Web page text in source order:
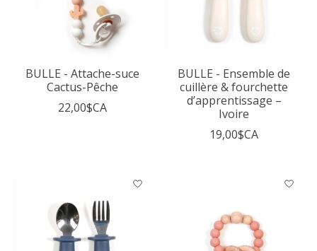
BULLE - Attache-suce
Cactus-Pêche
22,00$CA
BULLE - Ensemble de
cuillère & fourchette
d’apprentissage –
Ivoire
19,00$CA